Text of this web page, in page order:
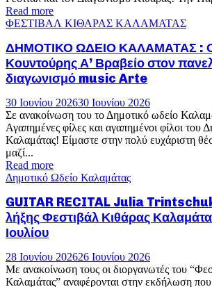
Read more
ΦΕΣΤΙΒΑΛ ΚΙΘΑΡΑΣ ΚΑΛΑΜΑΤΑΣ
ΔΗΜΟΤΙΚΟ ΩΔΕΙΟ ΚΑΛΑΜΑΤΑΣ :
Κουντούρης Α’ Βραβείο στον
διαγωνισμό music Arte
30 Ιουνίου 202630 Ιουνίου 2026
Σε ανακοίνωση του το Δημοτικό ωδείο
Αγαπημένες φίλες και αγαπημένοι φίλοι του
Καλαμάτας! Είμαστε στην πολύ ευχάριστη
μαζί...
Read more
Δημοτικό Ωδείο Καλαμάτας
GUITAR RECITAL Julia Trintschuk
λήξης Φεστιβάλ Κιθάρας
Ιουλίου
28 Ιουνίου 202626 Ιουνίου 2026
Με ανακοίνωση τους οι διοργανωτές του
Καλαμάτας” αναφέρονται στην εκδήλωση